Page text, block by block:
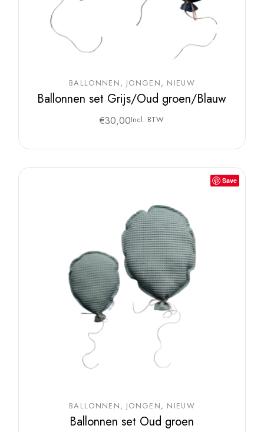
BALLONNEN JONGEN NIEUW
Ballonnen set Grijs/Oud groen/Blauw
€30,00Incl. BTW
Save
BALLONNEN JONGEN NIEUW
Ballonnen set Oud groen